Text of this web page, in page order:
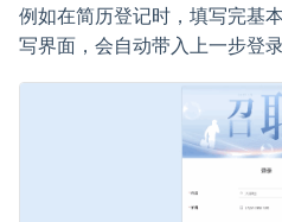
例如在简历登记时，填写完基
写界面，会自动带入上一步登